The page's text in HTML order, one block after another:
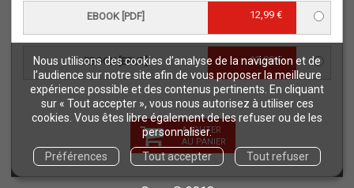
Nous utilisons des cookies d’analyse de la navigation et de
l’audience sur notre site afin de vous proposer la meilleure
expérience possible et des contenus pertinents. En cliquant
sur « Tout accepter », vous nous autorisez à utiliser ces
cookies. Vous êtes libre également de les refuser ou de les
personnaliser.
Préférences
Tout accepter Tout refuser
EBOOK [PDF] 12,99 €
EBOOK [EPUB] 12,99 €
AJOUTER
AU PANIER
ESPACE PRO
Vous êtes auteur
Vous êtes libraire
Vous êtes bibliothécaire
Foreign rights
Procédure d'évaluation
NOTRE SITE